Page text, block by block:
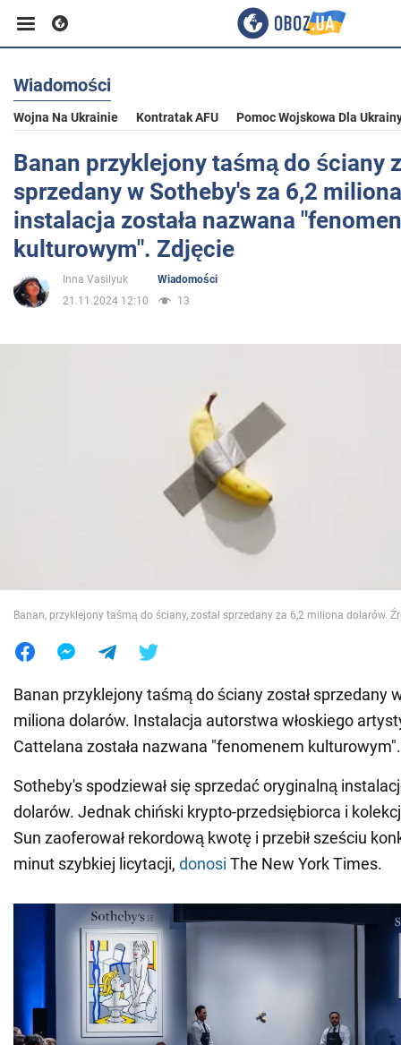
Biznes
Sport
Rozrywka
Wiadomości
Wojna Na Ukrainie Kontratak AFU Pomoc Wojskowa Dla
Banan przyklejony taśmą do ściany
sprzedany w Sotheby's za 6,2
instalacja została nazwana
kulturowym". Zdjęcie
Inna Vasilyuk
Wiadomości
21.11.2024 12:10
13
Banan, przyklejony taśmą do ściany, został sprzedany za 6,2 miliona dolarów.
Banan przyklejony taśmą do ściany został sprzedany
miliona dolarów. Instalacja autorstwa włoskiego
Cattelana została nazwana "fenomenem kulturowym".
Sotheby's spodziewał się sprzedać oryginalną
dolarów. Jednak chiński krypto-przedsiębiorca i
Sun zaoferował rekordową kwotę i przebił sześciu
minut szybkiej licytacji, donosi The New York Times.